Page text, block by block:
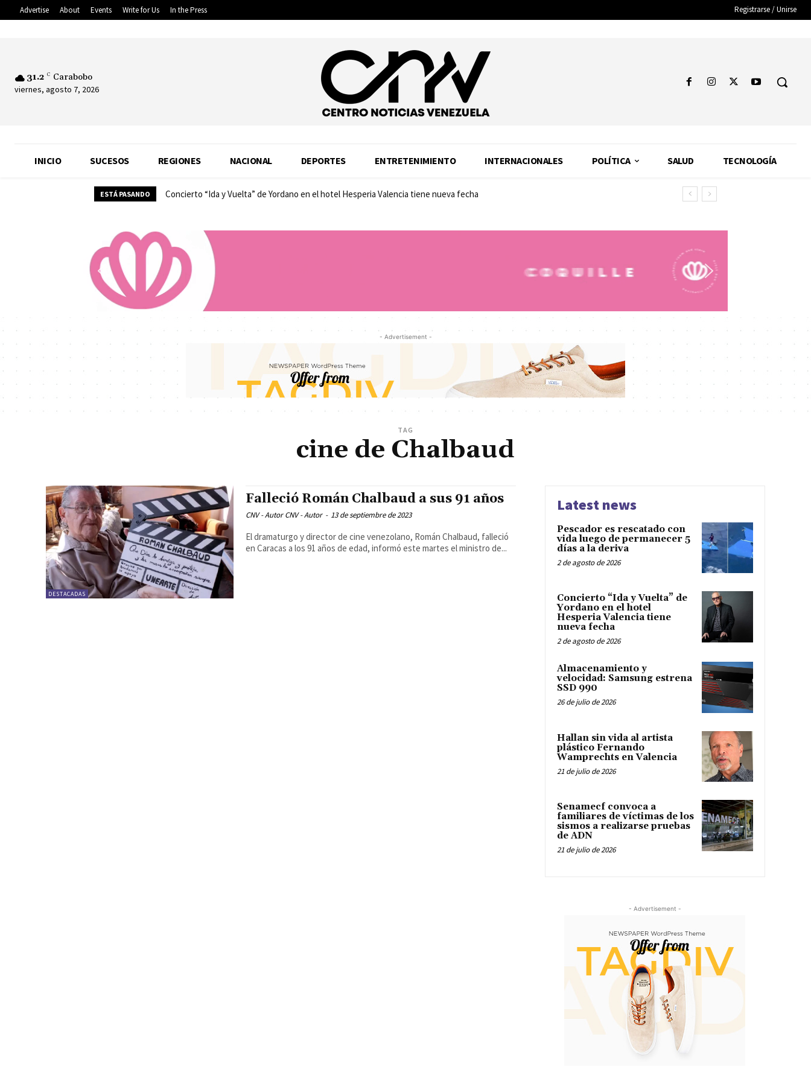
Advertise About Events Write for Us In the Press Registrarse / Unirse
31.2 C Carabobo
viernes, agosto 7, 2026
INICIO SUCESOS REGIONES NACIONAL DEPORTES ENTRETENIMIENTO INTERNACIONALES POLÍTICA SALUD TECNOLOGÍA
ESTÁ PASANDO Concierto “Ida y Vuelta” de Yordano en el hotel Hesperia Valencia tiene nueva fecha
- Advertisement -
TAG
cine de Chalbaud
DESTACADAS
Falleció Román Chalbaud a sus 91 años
CNV - Autor CNV - Autor - 13 de septiembre de 2023
El dramaturgo y director de cine venezolano, Román Chalbaud, falleció
en Caracas a los 91 años de edad, informó este martes el ministro de...
Latest news
Pescador es rescatado con
vida luego de permanecer 5
días a la deriva
2 de agosto de 2026
Concierto “Ida y Vuelta” de
Yordano en el hotel
Hesperia Valencia tiene
nueva fecha
2 de agosto de 2026
Almacenamiento y
velocidad: Samsung estrena
SSD 990
26 de julio de 2026
Hallan sin vida al artista
plástico Fernando
Wamprechts en Valencia
21 de julio de 2026
Senamecf convoca a
familiares de víctimas de los
sismos a realizarse pruebas
de ADN
21 de julio de 2026
- Advertisement -